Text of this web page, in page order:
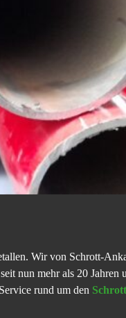
Wir von Schrott-
nun mehr als 20 Jahren
rund um den